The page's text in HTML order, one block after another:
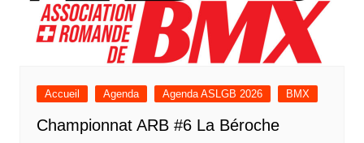
Accueil Agenda Agenda ASLGB 2026 BMX
Championnat ARB #6 La Béroche